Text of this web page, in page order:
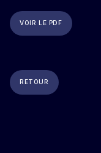
VOIR LE PDF
RETOUR